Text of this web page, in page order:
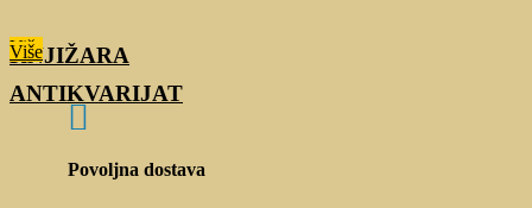
KNJIŽARA
Više
ANTIKVARIJAT
Više

Povoljna dostava